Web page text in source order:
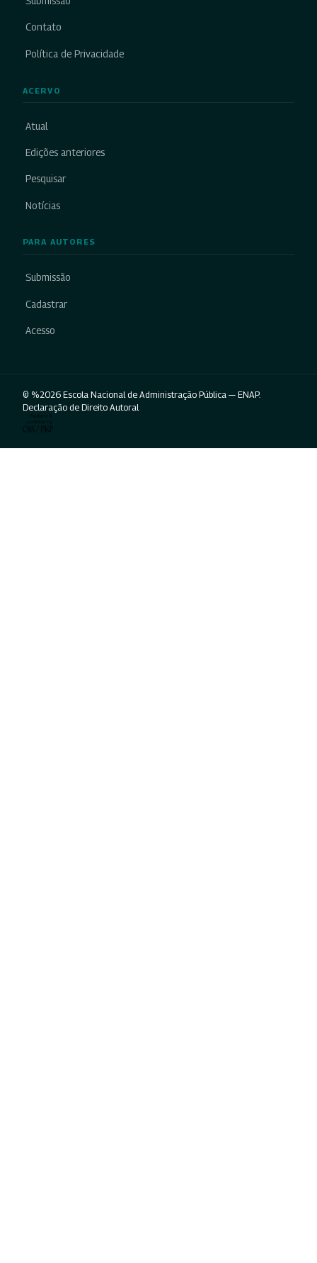
Contato
Política de Privacidade
ACERVO
Atual
Edições anteriores
Pesquisar
Notícias
PARA AUTORES
Submissão
Cadastrar
Acesso
© %2026 Escola Nacional de Administração Pública — ENAP.
Declaração de Direito Autoral